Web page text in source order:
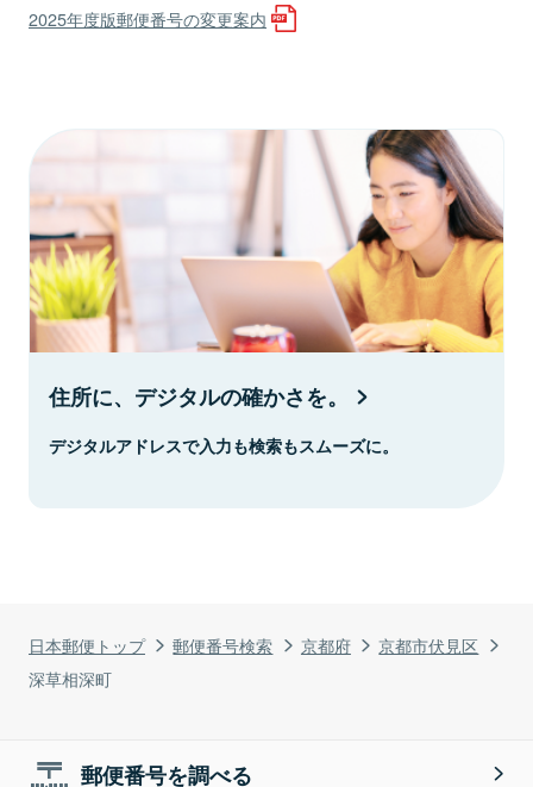
日本郵便トップ 郵便番号検索 京都府
京都市伏見区
深草相深町
2025年度版郵便番号の変更案内
住所に、デジタルの確かさを。
デジタルアドレスで入力も検索もスムーズに。
郵便番号を調べる